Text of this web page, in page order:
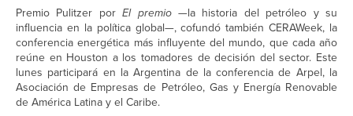
Premio Pulitzer porEl premio—la historia del petróleo y su
influencia en la política global—, cofundó también CERAWeek, la
conferencia energética más influyente del mundo, que cada año
reúne en Houston a los tomadores de decisión del sector. Este
lunes participará en la Argentina de la conferencia de Arpel, la
Asociación de Empresas de Petróleo, Gas y Energía Renovable
de América Latina y el Caribe.